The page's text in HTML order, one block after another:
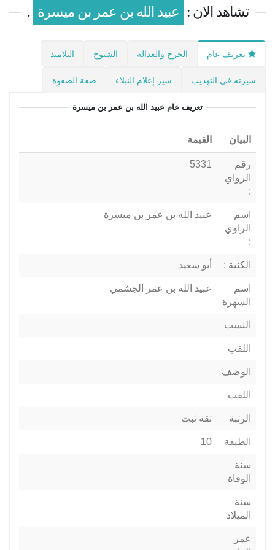
تشاهد الان : عبيد الله بن عمر بن ميسرة .
تعريف عام الجرح والعدالة الشيوخ التلاميذ
سيرته في التهذيب سير إعلام النبلاء صفة الصفوة
تعريف عام عبيد الله بن عمر بن ميسرة
البيان القيمة
رقم
الرواي
:
5331
اسم
الراوي
:
عبيد الله بن عمر بن ميسرة
الكنية : أبو سعيد
اسم
الشهرة
عبيد الله بن عمر الجشمي
النسب
اللقب
الوصف
اللقب
الرتبة ثقة ثبت
الطبقة 10
سنة
الوفاة
سنة
الميلاد
عمر